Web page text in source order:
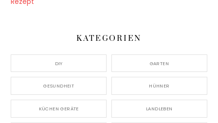
KATEGORIEN
DIY GARTEN
GESUNDHEIT HÜHNER
KÜCHEN GERÄTE LANDLEBEN